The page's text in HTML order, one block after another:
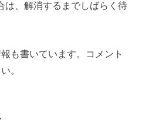
は、解消するまでしばらく待
も書いています。コメント
。